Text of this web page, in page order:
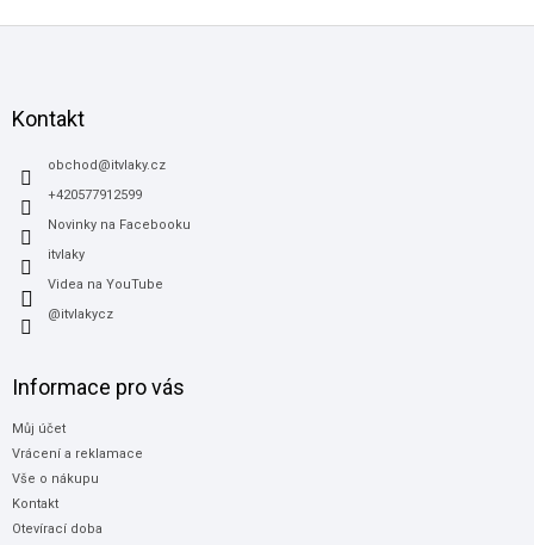
Kontakt
obchod @itvlaky.cz
+420577912599
Novinky na Facebooku
itvlaky
Videa na YouTube
@itvlakycz
Informace pro vás
Můj účet
Vrácení a reklamace
Vše o nákupu
Kontakt
Otevírací doba